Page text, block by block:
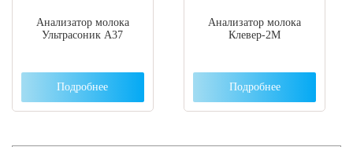
Анализатор молока
Ультрасоник А37
Подробнее
Анализатор молока
Клевер-2М
Подробнее